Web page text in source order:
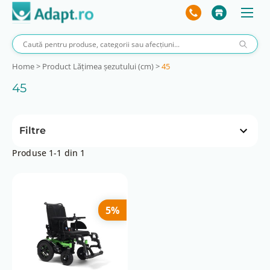
Home> Product Lățimea șezutului (cm)>45
45
Filtre
Autonomie per încărcare (km)
Greutate utilizator max (kg)
Produse 1-1 din 1
5%